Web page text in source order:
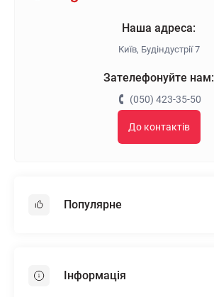
Наша адреса:
Київ, Будіндустрії 7
Зателефонуйте нам:
(050) 423-35-50
До контактів
Популярне
Пінопласт
Інформація